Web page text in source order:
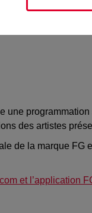
une
des artistes
de la marque FG
et l’application